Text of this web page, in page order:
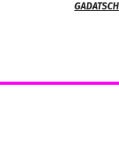
GADATSCH